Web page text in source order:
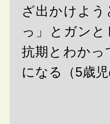
ざ出かけよ
っ」とガン
抗期とわか
になる（5歳